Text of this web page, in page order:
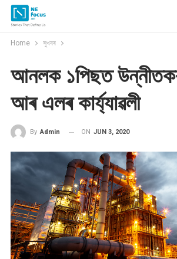
Home সুখবৰ
আনলক ১পিছত
আৰ এলৰ কাৰ্য্যাৱলী
By Admin ON JUN 3, 2020